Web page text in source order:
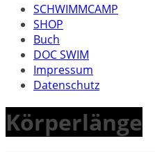
SCHWIMMCAMP
SHOP
Buch
DOC SWIM
Impressum
Datenschutz
Körperlänge